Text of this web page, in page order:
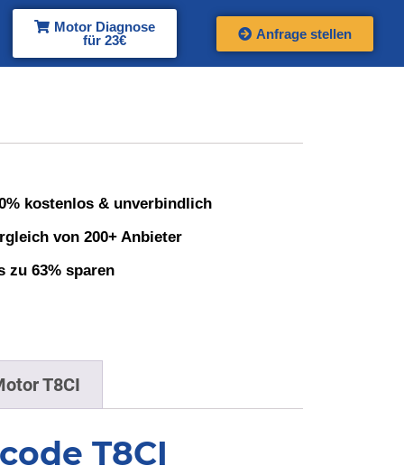
Motor Diagnose
für 23€
Anfrage stellen
kostenlos & unverbindlich
von 200+ Anbieter
zu 63% sparen
T8CI
T8CI